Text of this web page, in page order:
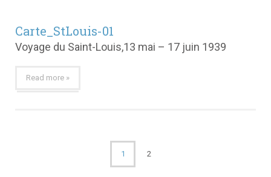
Carte_StLouis-01
Voyage du Saint-Louis,13 mai – 17 juin 1939
Read more »
1 2